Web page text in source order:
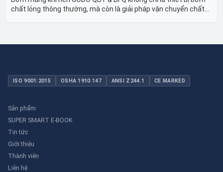
chất lỏng thông thường, mà còn là giải pháp vận chuyển chất
ISO 9001:2015 OSHA 1910.147 ANSI Z244.1 CE MARKED
Sản phẩm
SUPER SMART E-BOOK
Tin tức
Giới thiệu
Thành viên
Liên hệ